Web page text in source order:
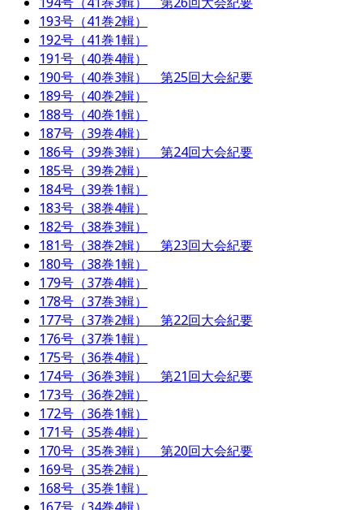
193号（41巻2輯）
192号（41巻1輯）
191号（40巻4輯）
190号（40巻3輯） 第25回大会紀要
189号（40巻2輯）
188号（40巻1輯）
187号（39巻4輯）
186号（39巻3輯） 第24回大会紀要
185号（39巻2輯）
184号（39巻1輯）
183号（38巻4輯）
182号（38巻3輯）
181号（38巻2輯） 第23回大会紀要
180号（38巻1輯）
179号（37巻4輯）
178号（37巻3輯）
177号（37巻2輯） 第22回大会紀要
176号（37巻1輯）
175号（36巻4輯）
174号（36巻3輯） 第21回大会紀要
173号（36巻2輯）
172号（36巻1輯）
171号（35巻4輯）
170号（35巻3輯） 第20回大会紀要
169号（35巻2輯）
168号（35巻1輯）